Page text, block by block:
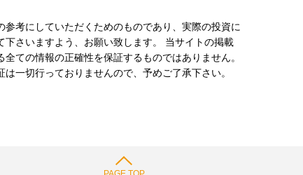
考にしていただくためのものであり、実際の投資に
さいますよう、お願い致します。 当サイトの掲載
ての情報の正確性を保証するものではありません。
一切行っておりませんので、予めご了承下さい。